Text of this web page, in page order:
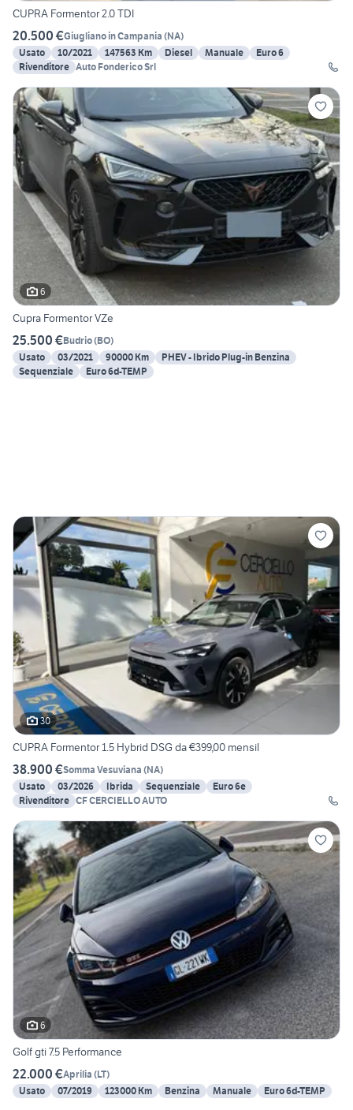
CUPRA Formentor 2.0 TDI
20.500 €Giugliano in Campania (NA)
Usato
10/2021 147563 Km Diesel Manuale
Euro 6
Rivenditore Auto Fonderico Srl
6
Cupra Formentor VZe
25.500 €Budrio(BO)
Usato
03/2021 90000 Km
PHEV - Ibrido Plug-in Benzina
Sequenziale
Euro 6d-TEMP
30
CUPRA Formentor 1.5 Hybrid DSG da €399,00 mensil
38.900 €Somma Vesuviana (NA)
Usato
03/2026 Ibrida Sequenziale
Euro 6e
Rivenditore CF CERCIELLO AUTO
6
Golf gti 7.5 Performance
22.000 €Aprilia (LT)
Usato
07/2019 123000 Km Benzina Manuale
Euro 6d-TEMP